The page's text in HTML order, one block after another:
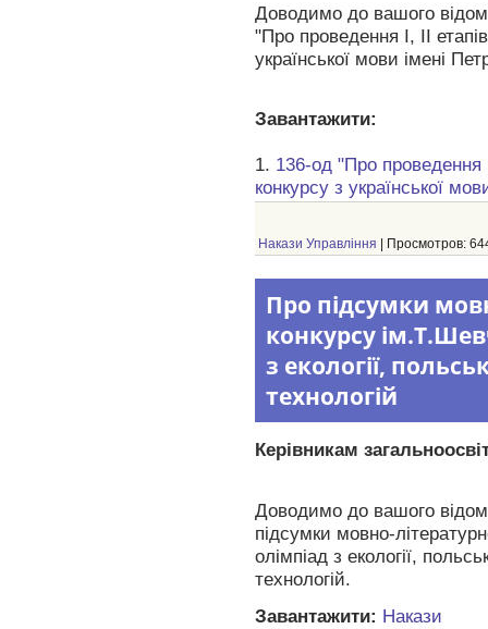
Доводимо до вашого
"Про проведення І, ІІ етапів
української мови імені
Завантажити:
1. 136-од "Про проведення
конкурсу з української
Накази Управління | Просмотров:
Про підсумки
конкурсу
з екології,
технологій
Керівникам
Доводимо до вашого
підсумки мовно-
олімпіад з екології,
технологій.
Завантажити: Накази